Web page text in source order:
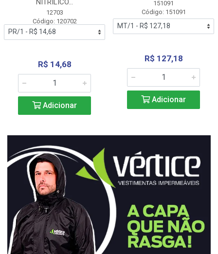
NITRÍLICO...
12703
Código: 120702
R$ 14,68
Adicionar
151091
Código: 151091
R$ 127,18
Adicionar